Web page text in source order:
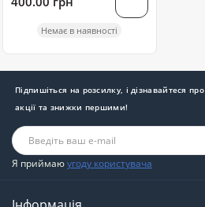
Немає в наявності
Підпишіться на розсилку, і дізнавайтеся про
акції та знижки першими!
Я приймаюугоду користувача